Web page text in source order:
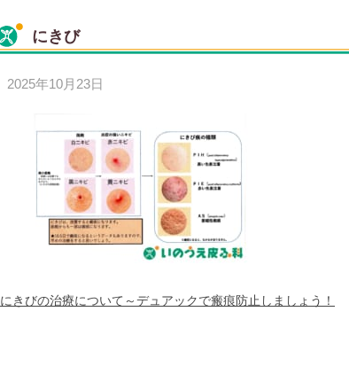
にきび
2025年10月23日
にきびの治療について～デュアックで瘢痕防止しましょう！